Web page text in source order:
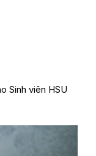
Sinh viên HSU